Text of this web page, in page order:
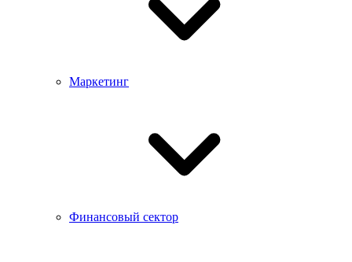
Маркетинг
Финансовый сектор